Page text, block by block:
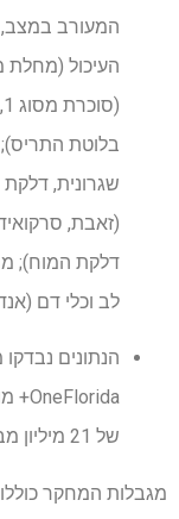
המעורב במצב,
העיכול (מחלת
בלוטת
שגרונית,
(זאבת,
דלקת המוח);
לב וכלי דם
של 21 מיליון מבוגרים שטופלו בפלורידה, ג'ורג'יה ואלבמה.
מגבלות המחקר